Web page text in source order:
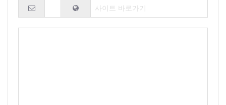
사이트 바로가기